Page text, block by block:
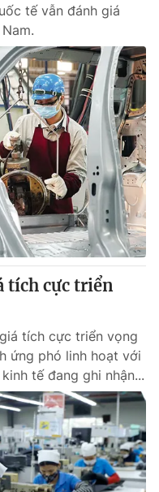
tế vẫn đánh giá
tích cực triển
tích cực triển vọng
ứng phó linh hoạt với
tế đang ghi nhận...